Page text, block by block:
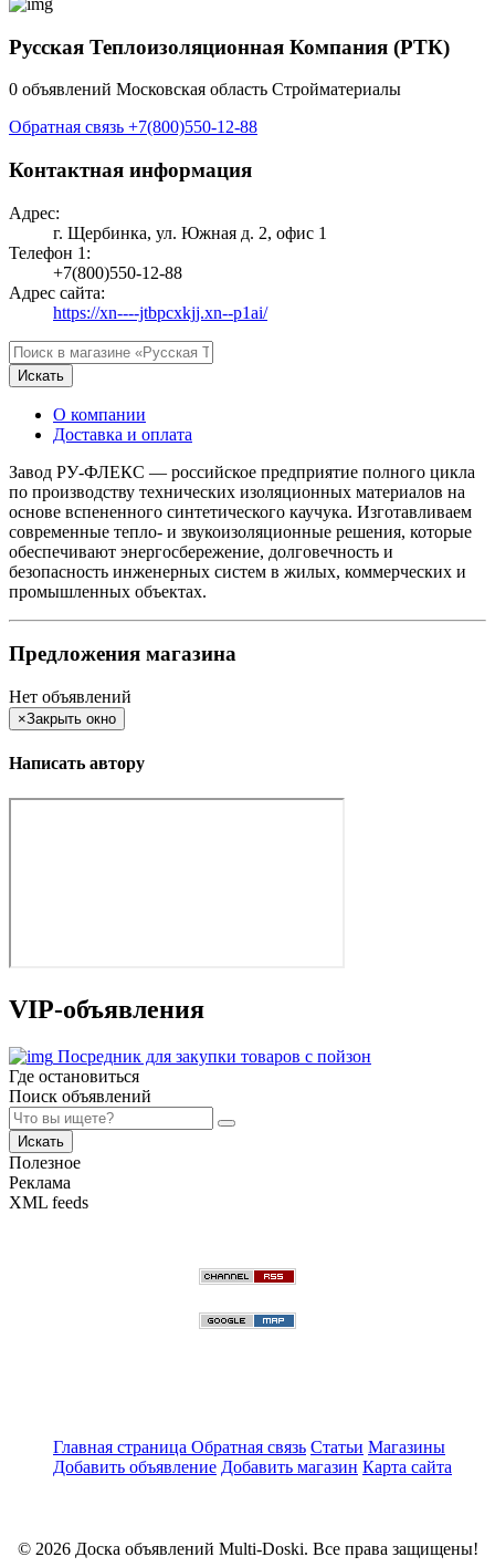
Русская Теплоизоляционная Компания (РТК)
0 объявлений Московская область Стройматериалы
Обратная связь +7(800)550-12-88
Контактная информация
Адрес:
г. Щербинка, ул. Южная д. 2, офис 1
Телефон 1:
+7(800)550-12-88
Адрес сайта:
https://xn----jtbpcxkjj.xn--p1ai/
Искать
О компании
Доставка и оплата
Завод РУ-ФЛЕКС — российское предприятие полного цикла
по производству технических изоляционных материалов на
основе вспененного синтетического каучука. Изготавливаем
современные тепло- и звукоизоляционные решения, которые
обеспечивают энергосбережение, долговечность и
безопасность инженерных систем в жилых, коммерческих и
промышленных объектах.
Предложения магазина
Нет объявлений
×Закрыть окно
Написать автору
VIP-объявления
Посредник для закупки товаров с пойзон
Где остановиться
Поиск объявлений
Искать
Полезное
Реклама
XML feeds
Главная страница Обратная связь Статьи Магазины
Добавить объявление Добавить магазин Карта сайта
© 2026 Доска объявлений Multi-Doski. Все права защищены!